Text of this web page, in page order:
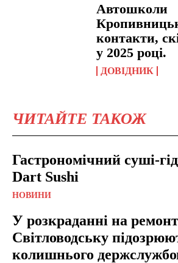
Автошколи
контакти,
у 2025 році.
ДОВІДНИК
ЧИТАЙТЕ ТАКОЖ
Гастрономічний суші-
Dart Sushi
НОВИНИ
У розкраданні на
Світловодську
колишнього